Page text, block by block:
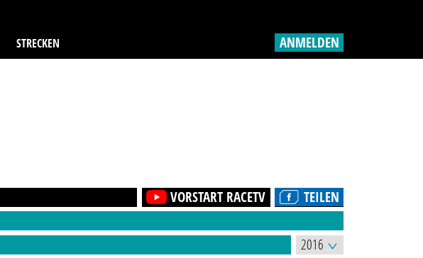
STRECKEN ANMELDEN
TEILEN
VORSTART RACETV